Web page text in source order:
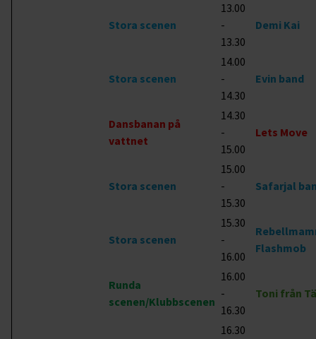
Stora scenen
13.00
-
13.30
Demi Kai
Stora scenen
14.00
-
14.30
Evin band
Dansbanan på
vattnet
14.30
-
15.00
Lets Move
Stora scenen
15.00
-
15.30
Safarjal
Stora scenen
15.30
-
16.00
Flashmob
Runda
scenen/Klubbscenen
16.00
-
16.30
Toni från
16.30